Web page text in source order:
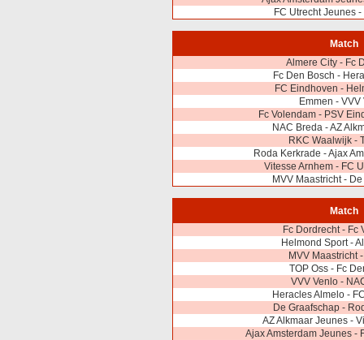
FC Utrecht Jeunes
Match
Almere City - Fc
Fc Den Bosch -
FC Eindhoven -
Emmen - VVV
Fc Volendam - PSV
NAC Breda - AZ
RKC Waalwijk -
Roda Kerkrade - Ajax
Vitesse Arnhem - FC
MVV Maastricht -
Match
Fc Dordrecht - Fc
Helmond Sport -
MVV Maastricht
TOP Oss - Fc
VVV Venlo -
Heracles Almelo -
De Graafschap -
AZ Alkmaar Jeunes -
Ajax Amsterdam Jeunes -